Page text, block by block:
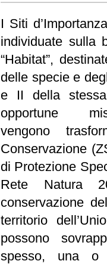
I Siti
individuate sulla
“Habitat”,
delle specie e
e II della
opportune
vengono
Conservazione
di Protezione
Rete Natura
conservazione
territorio
possono
spesso, una o